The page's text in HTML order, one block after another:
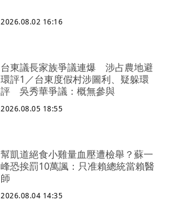
2026.08.02 16:16
台東議長家族爭議連爆 涉占農地避
環評1／台東度假村涉圖利、疑躲環
評 吳秀華爭議：概無參與
2026.08.05 18:55
幫凱道絕食小雞量血壓遭檢舉？蘇一
峰恐挨罰10萬諷：只准賴總統當賴醫
師
2026.08.04 14:35